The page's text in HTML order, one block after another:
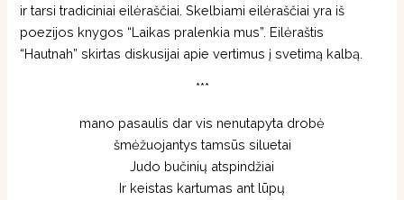
ir tarsi tradiciniai eilėraščiai. Skelbiami eilėraščiai yra iš
poezijos knygos “Laikas pralenkia mus”. Eilėraštis
“Hautnah” skirtas diskusijai apie vertimus į svetimą kalbą.
***
mano pasaulis dar vis nenutapyta drobė
šmėžuojantys tamsūs siluetai
Judo bučinių atspindžiai
Ir keistas kartumas ant lūpų